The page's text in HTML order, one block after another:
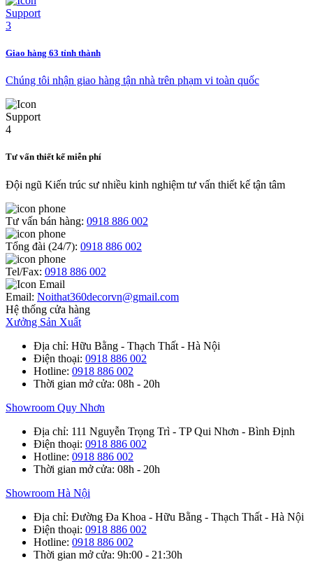
Giao hàng 63 tỉnh thành
Chúng tôi nhận giao hàng tận nhà trên phạm vi toàn quốc
Tư vấn thiết kế miễn phí
Đội ngũ Kiến trúc sư nhiều kinh nghiệm tư vấn thiết kế tận tâm
Tư vấn bán hàng: 0918 886 002
Tổng đài (24/7): 0918 886 002
Tel/Fax: 0918 886 002
Email: Noithat360decorvn@gmail.com
Hệ thống cửa hàng
Xưởng Sản Xuất
Địa chỉ: Hữu Bằng - Thạch Thất - Hà Nội
Điện thoại: 0918 886 002
Hotline: 0918 886 002
Thời gian mở cửa: 08h - 20h
Showroom Quy Nhơn
Địa chỉ: 111 Nguyễn Trọng Trì - TP Qui Nhơn - Bình Định
Điện thoại: 0918 886 002
Hotline: 0918 886 002
Thời gian mở cửa: 08h - 20h
Showroom Hà Nội
Địa chỉ: Đường Đa Khoa - Hữu Bằng - Thạch Thất - Hà Nội
Điện thoại: 0918 886 002
Hotline: 0918 886 002
Thời gian mở cửa: 9h:00 - 21:30h